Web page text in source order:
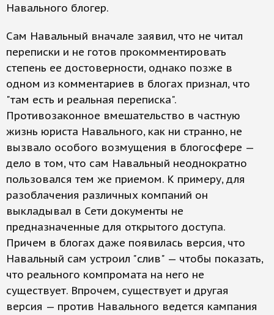
Навального блогер.
Сам Навальный вначале заявил, что не читал
переписки и не готов прокомментировать
степень ее достоверности, однако позже в
одном из комментариев в блогах признал, что
"там есть и реальная переписка".
Противозаконное вмешательство в частную
жизнь юриста Навального, как ни странно, не
вызвало особого возмущения в блогосфере —
дело в том, что сам Навальный неоднократно
пользовался тем же приемом. К примеру, для
разоблачения различных компаний он
выкладывал в Сети документы не
предназначенные для открытого доступа.
Причем в блогах даже появилась версия, что
Навальный сам устроил "слив" — чтобы показать,
что реального компромата на него не
существует. Впрочем, существует и другая
версия — против Навального ведется кампания